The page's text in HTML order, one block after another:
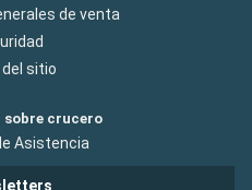
de venta
del sitio
crucero
Asistencia